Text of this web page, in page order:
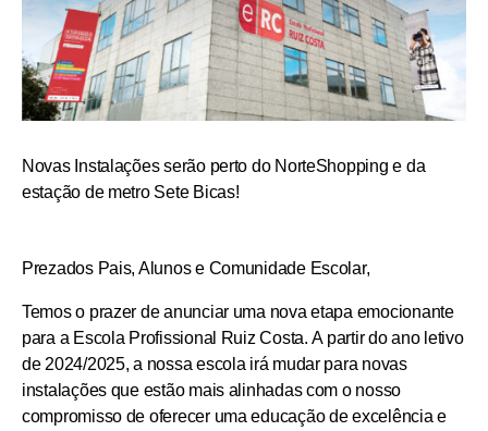
Novas Instalações serão perto do NorteShopping e da
estação de metro Sete Bicas!
Prezados Pais, Alunos e Comunidade Escolar,
Temos o prazer de anunciar uma nova etapa emocionante
para a Escola Profissional Ruiz Costa.A partir do ano letivo
de 2024/2025, a nossa escola irá mudar para novas
instalações que estão mais alinhadas com o nosso
compromisso de oferecer uma educação de excelência e